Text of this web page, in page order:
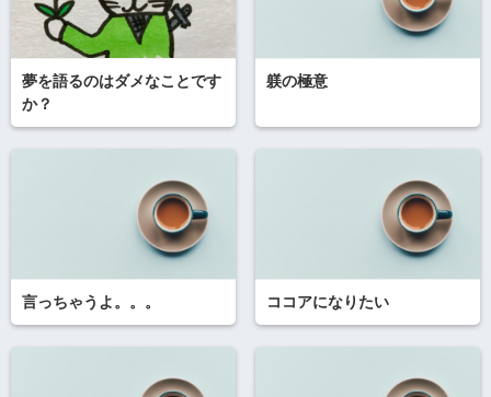
夢を語るのはダメなことです
か？
躾の極意
言っちゃうよ。。。 ココアになりたい